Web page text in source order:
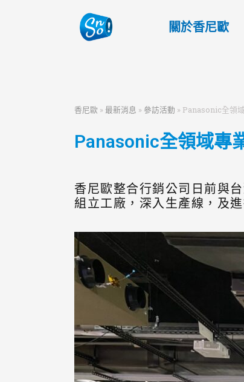
關於香尼歐
香尼歐 » 最新消息 » 參訪活動 » Panasonic全領
Panasonic全領域專
香尼歐整合行銷公司日前與
組立工廠，深入生產線，及